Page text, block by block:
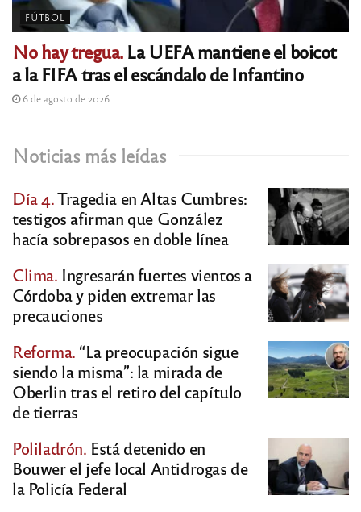
FÚTBOL
No hay tregua.La UEFA mantiene el boicot
a la FIFA tras el escándalo de Infantino
6 de agosto de 2026
Noticias más leídas
Día 4.Tragedia en Altas Cumbres:
testigos afirman que González
hacía sobrepasos en doble línea
Clima. Ingresarán fuertes vientos a
Córdoba y piden extremar las
precauciones
Reforma. “La preocupación sigue
siendo la misma”: la mirada de
Oberlin tras el retiro del capítulo
de tierras
Poliladrón. Está detenido en
Bouwer el jefe local Antidrogas de
la Policía Federal